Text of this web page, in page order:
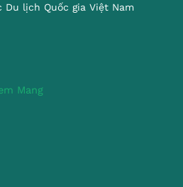
lịch Quốc gia Việt Nam